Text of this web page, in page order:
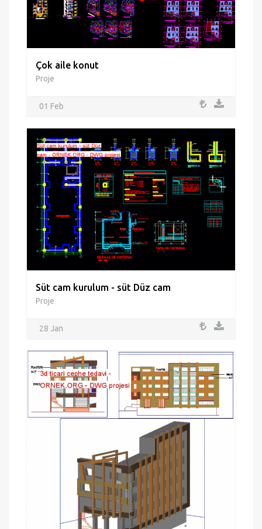
Çok aile konut
Proje
01 Feb
Süt cam kurulum - süt Düz cam
Proje
28 Jan